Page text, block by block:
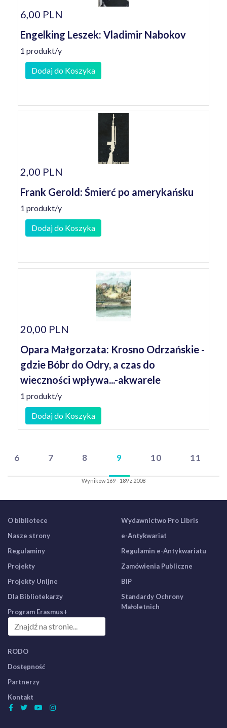
6,00 PLN
Engelking Leszek: Vladimir Nabokov
1 produkt/y
Dodaj do Koszyka
2,00 PLN
Frank Gerold: Śmierć po amerykańsku
1 produkt/y
Dodaj do Koszyka
20,00 PLN
Opara Małgorzata: Krosno Odrzańskie -
gdzie Bóbr do Odry, a czas do
wieczności wpływa...-akwarele
1 produkt/y
Dodaj do Koszyka
6 7 8 9 10 11
Wyników 169 - 189 z 2008
O bibliotece
Nasze strony
Regulaminy
Projekty
Projekty Unijne
Dla Bibliotekarzy
Program Erasmus+
Wydawnictwo Pro Libris
e-Antykwariat
Regulamin e-Antykwariatu
Zamówienia Publiczne
BIP
Standardy Ochrony
Małoletnich
RODO
Dostępność
Partnerzy
Kontakt